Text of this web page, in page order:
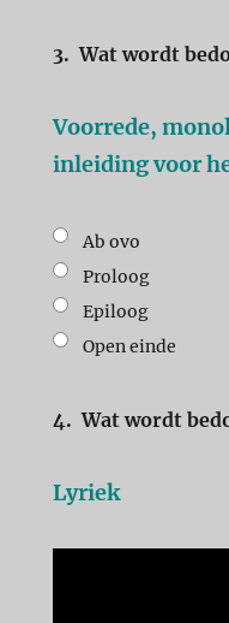
3. Wat wordt
Voorrede,
inleiding voor
Ab ovo
Proloog
Epiloog
Open einde
4. Wat wordt
Lyriek